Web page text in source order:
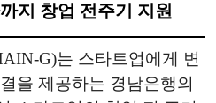
지 창업 전주기 지원
G)는 스타트업에게 변
을 제공하는 경남은행의